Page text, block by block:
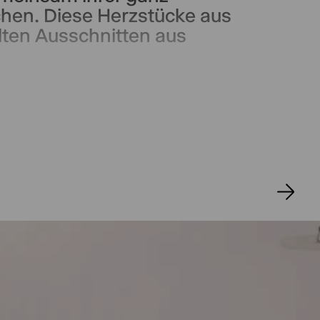
Diese Herzstücke aus
Ausschnitten aus
Abend, der die